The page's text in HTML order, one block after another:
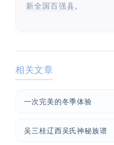
新全国百强县。
相关文章
一次完美的冬季体验
吴三桂辽西吴氏神秘族谱